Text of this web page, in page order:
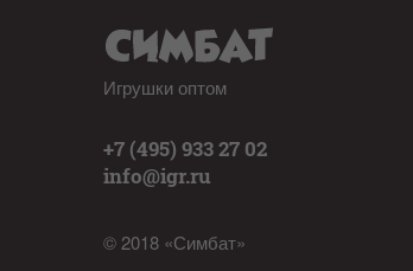
Игрушки оптом
+7 (495) 933 27 02
info@igr.ru
© 2018 «Симбат»